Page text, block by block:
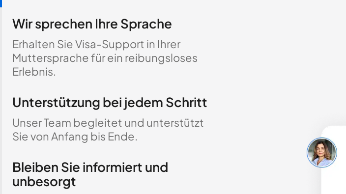
Wir sprechen Ihre Sprache
Erhalten Sie Visa-Support in Ihrer
Muttersprache für ein reibungsloses
Erlebnis.
Unterstützung bei jedem Schritt
Unser Team begleitet und unterstützt
Sie von Anfang bis Ende.
Bleiben Sie informiert und
unbesorgt